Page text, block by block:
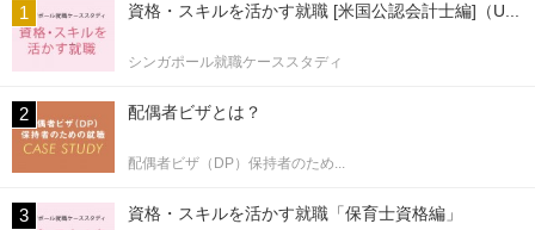
資格・スキルを活かす就職 [米国公認会計士編]（U...
シンガポール就職ケーススタディ
配偶者ビザとは？
配偶者ビザ（DP）保持者のため...
資格・スキルを活かす就職「保育士資格編」